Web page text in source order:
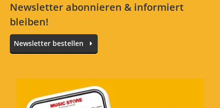
Arbanschule
Bewertung von: Sandra W.
Übungsaufbau
Newsletter abonnieren & informiert
bleiben!
Newsletter bestellen